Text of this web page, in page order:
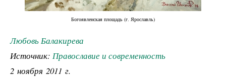
Богоявленская площадь (г. Ярославль)
Любовь Балакирева
Источник: Православие и современность
2 ноября 2011 г.